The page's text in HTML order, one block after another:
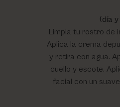
(día
Limpia tu rostro de
Aplica la crema
y retira con agua.
cuello y escote.
facial con un